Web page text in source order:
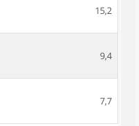
15,2
9,4
7,7